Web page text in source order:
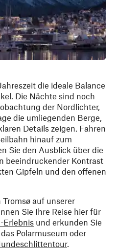
die ideale Balance
Die Nächte sind noch
der Nordlichter,
die umliegenden Berge,
Details zeigen. Fahren
hinauf zum
Sie den Ausblick über die
beeindruckender Kontrast
Gipfeln und den offenen
auf unserer
Sie Ihre Reise hier für
Erlebnis und erkunden Sie
Polarmuseum oder
.